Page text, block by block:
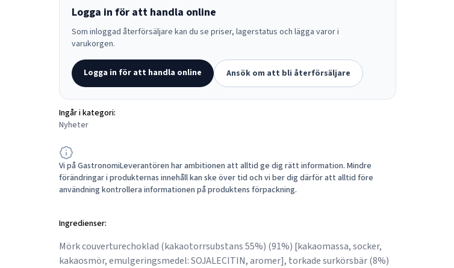
Logga in för att handla online
Som inloggad återförsäljare kan du se priser, lagerstatus och lägga varor i
varukorgen.
Logga in för att handla online Ansök om att bli återförsäljare
Ingår i kategori:
Nyheter
Vi på GastronomiLeverantören har ambitionen att alltid ge dig rätt information. Mindre
förändringar i produkternas innehåll kan ske över tid och vi ber dig därför att alltid före
användning kontrollera informationen på produktens förpackning.
Ingredienser:
Mörk couverturechoklad (kakaotorrsubstans 55%) (91%) [kakaomassa, socker,
kakaosmör, emulgeringsmedel: SOJALECITIN, aromer], torkade surkörsbär (8%)